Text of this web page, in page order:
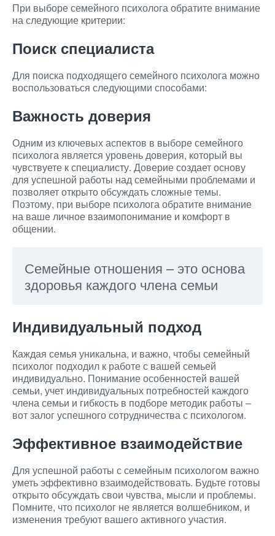
При выборе семейного психолога обратите внимание
на следующие критерии:
Поиск специалиста
Для поиска подходящего семейного психолога можно
воспользоваться следующими способами:
Важность доверия
Одним из ключевых аспектов в выборе семейного
психолога является уровень доверия, который вы
чувствуете к специалисту. Доверие создает основу
для успешной работы над семейными проблемами и
позволяет открыто обсуждать сложные темы.
Поэтому, при выборе психолога обратите внимание
на ваше личное взаимопонимание и комфорт в
общении.
Семейные отношения – это основа
здоровья каждого члена семьи
Индивидуальный подход
Каждая семья уникальна, и важно, чтобы семейный
психолог подходил к работе с вашей семьей
индивидуально. Понимание особенностей вашей
семьи, учет индивидуальных потребностей каждого
члена семьи и гибкость в подборе методик работы –
вот залог успешного сотрудничества с психологом.
Эффективное взаимодействие
Для успешной работы с семейным психологом важно
уметь эффективно взаимодействовать. Будьте готовы
открыто обсуждать свои чувства, мысли и проблемы.
Помните, что психолог не является волшебником, и
изменения требуют вашего активного участия.